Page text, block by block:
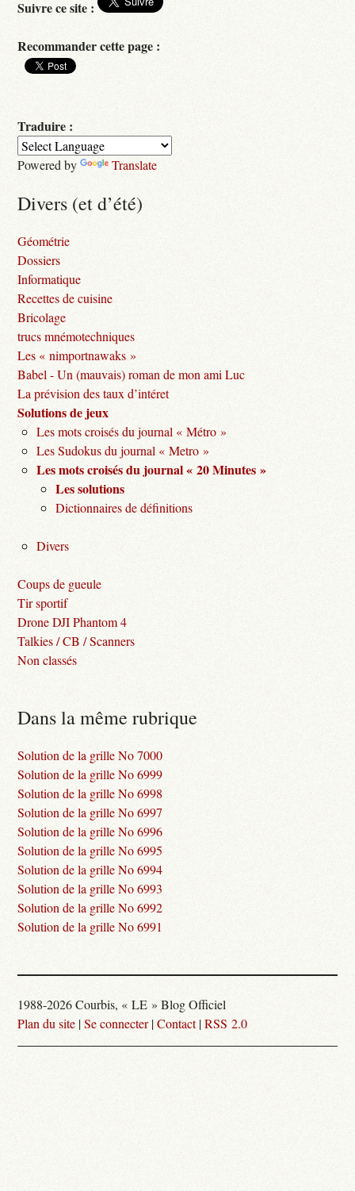
Suivre ce site :
Recommander cette page :
Traduire :
Powered by Translate
Divers (et d’été)
Géométrie
Dossiers
Informatique
Recettes de cuisine
Bricolage
trucs mnémotechniques
Les « nimportnawaks »
Babel - Un (mauvais) roman de mon ami Luc
La prévision des taux d’intéret
Solutions de jeux
Les mots croisés du journal « Métro »
Les Sudokus du journal « Metro »
Les mots croisés du journal « 20 Minutes »
Les solutions
Dictionnaires de définitions
Divers
Coups de gueule
Tir sportif
Drone DJI Phantom 4
Talkies / CB / Scanners
Non classés
Dans la même rubrique
Solution de la grille No 7000
Solution de la grille No 6999
Solution de la grille No 6998
Solution de la grille No 6997
Solution de la grille No 6996
Solution de la grille No 6995
Solution de la grille No 6994
Solution de la grille No 6993
Solution de la grille No 6992
Solution de la grille No 6991
1988-2026 Courbis, « LE » Blog Officiel
Plan du site |Se connecter|Contact|RSS 2.0